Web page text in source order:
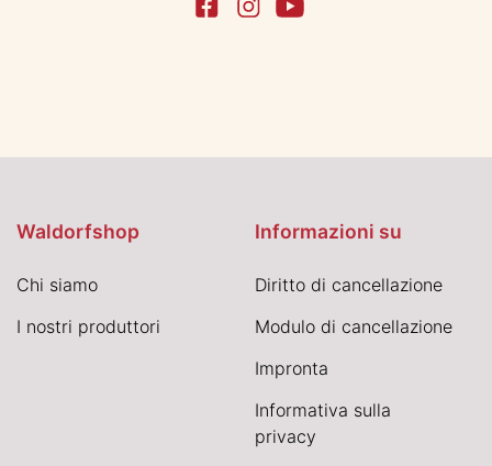
Waldorfshop
Chi siamo
I nostri produttori
Informazioni su
Diritto di cancellazione
Modulo di cancellazione
Impronta
Informativa sulla
privacy